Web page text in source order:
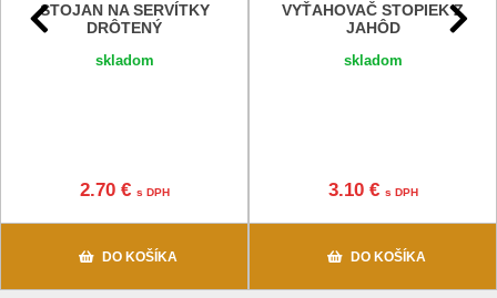
STOJAN NA SERVÍTKY
DRÔTENÝ
skladom
2.70 € s DPH
DO KOŠÍKA
VYŤAHOVAČ STOPIEK Z
JAHÔD
skladom
3.10 € s DPH
DO KOŠÍKA